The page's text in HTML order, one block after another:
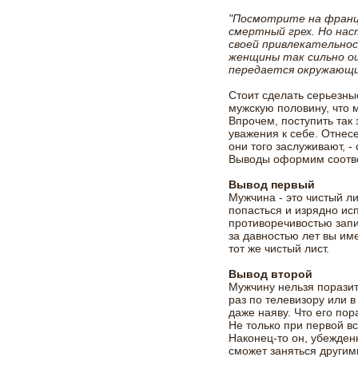
"Посмотрите на
смертный грех. Но
своей
женщины так сильно
передается
Стоит сделать
мужскую половину,
Впрочем, поступить так
уважения к себе.
они того заслуживают,
Выводы оформим
Вывод первый
Мужчина - это чистый
попасться и изрядно
противоречивостью
за давностью лет вы
тот же чистый лист.
Вывод второй
Мужчину нельзя
раз по телевизору или
даже наяву. Что его
Не только при первой
Наконец-то он,
сможет заняться